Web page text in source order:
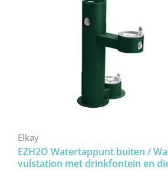
Elkay
EZH2O Watertappunt buiten /
vulstation met drinkfontein en